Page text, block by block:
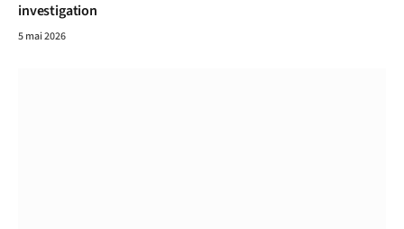
investigation
5 mai 2026